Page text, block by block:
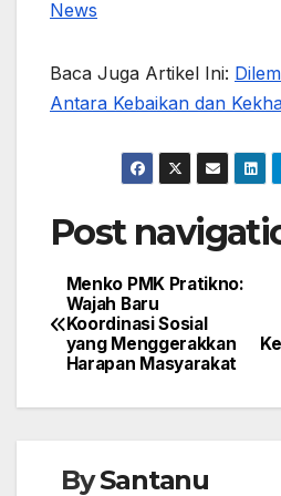
News
Baca Juga Artikel Ini:
Antara Kebaikan dan
Post
Menko PMK Pratikno:
Wajah Baru
Koordinasi Sosial
yang Menggerakkan
Harapan Masyarakat
BySantanu